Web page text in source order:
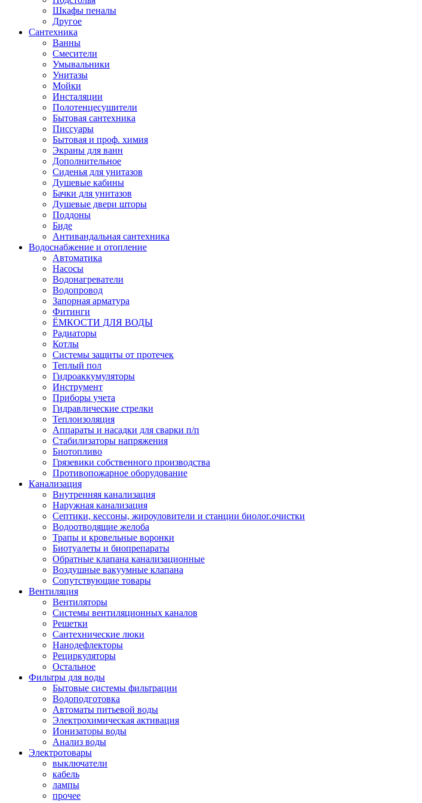
Шкафы пеналы
Другое
Сантехника
Ванны
Смесители
Умывальники
Унитазы
Мойки
Инсталяции
Полотенцесушители
Бытовая сантехника
Писсуары
Бытовая и проф. химия
Экраны для ванн
Дополнительное
Сиденья для унитазов
Душевые кабины
Бачки для унитазов
Душевые двери шторы
Поддоны
Биде
Антивандальная сантехника
Водоснабжение и отопление
Автоматика
Насосы
Водонагреватели
Водопровод
Запорная арматура
Фитинги
ЁМКОСТИ ДЛЯ ВОДЫ
Радиаторы
Котлы
Системы защиты от протечек
Теплый пол
Гидроаккумуляторы
Инструмент
Приборы учета
Гидравлические стрелки
Теплоизоляция
Аппараты и насадки для сварки п/п
Стабилизаторы напряжения
Биотопливо
Грязевики собственного производства
Противопожарное оборудование
Канализация
Внутренняя канализация
Наружная канализация
Септики, кессоны, жироуловители и станции биолог.очистки
Водоотводящие желоба
Трапы и кровельные воронки
Биотуалеты и биопрепараты
Обратные клапана канализационные
Воздушные вакуумные клапана
Сопутствующие товары
Вентиляция
Вентиляторы
Системы вентиляционных каналов
Решетки
Сантехнические люки
Нанодефлекторы
Рециркуляторы
Остальное
Фильтры для воды
Бытовые системы фильтрации
Водоподготовка
Автоматы питьевой воды
Электрохимическая активация
Ионизаторы воды
Анализ воды
Электротовары
выключатели
кабель
лампы
прочее